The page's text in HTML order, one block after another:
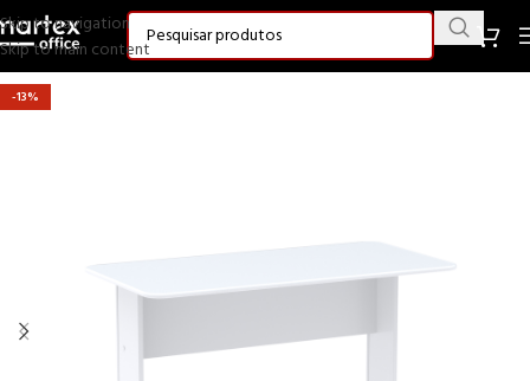
Skip to navigation
Skip to main content
-13%